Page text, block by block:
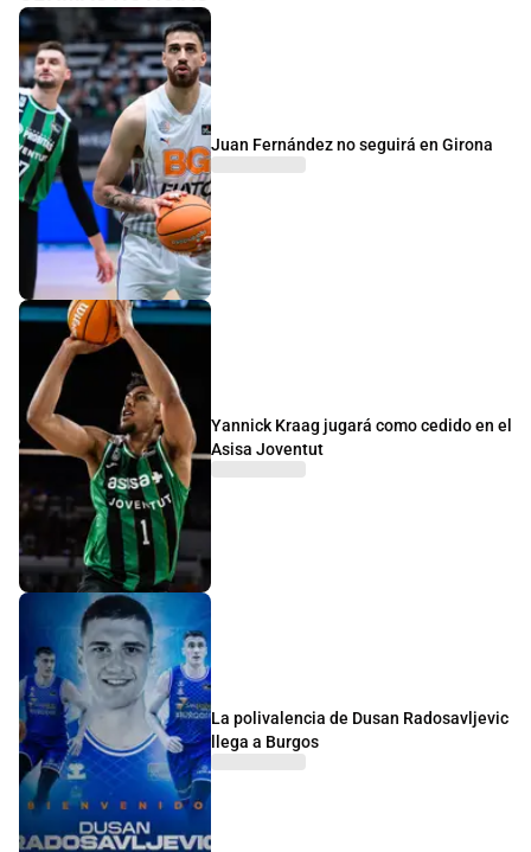
Juan Fernández no seguirá en Girona
Yannick Kraag jugará como cedido en el
Asisa Joventut
La polivalencia de Dusan Radosavljevic
llega a Burgos